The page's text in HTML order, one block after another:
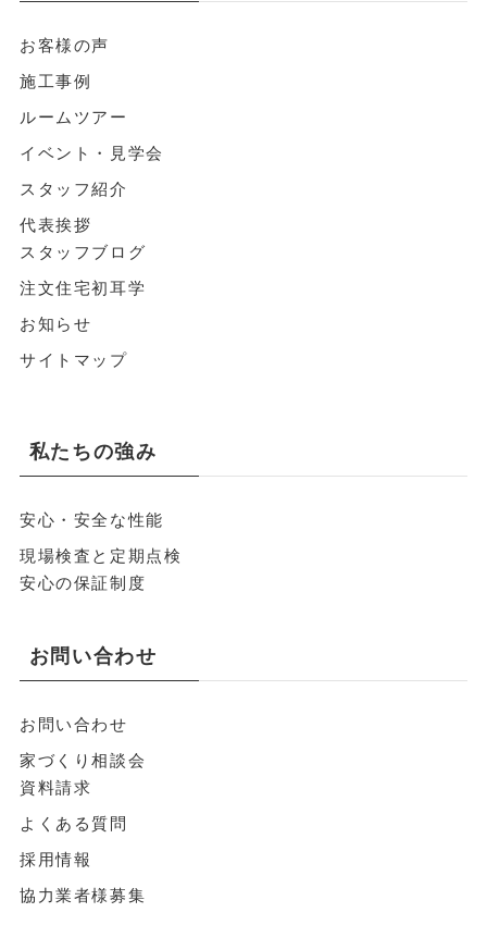
お客様の声
施工事例
ルームツアー
イベント・見学会
スタッフ紹介
代表挨拶
スタッフブログ
注文住宅初耳学
お知らせ
サイトマップ
私たちの強み
安心・安全な性能
現場検査と定期点検
安心の保証制度
お問い合わせ
お問い合わせ
家づくり相談会
資料請求
よくある質問
採用情報
協力業者様募集